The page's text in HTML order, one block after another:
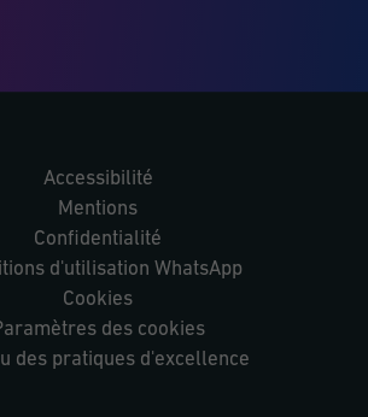
Accessibilité
Mentions
Confidentialité
d'utilisation WhatsApp
Cookies
des cookies
des pratiques d'excellence